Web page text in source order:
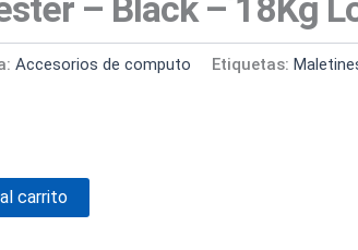
– Black – 18Kg
Accesorios de computo Etiquetas:
carrito